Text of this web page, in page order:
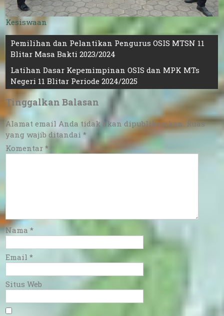
Kesiswaan
Navigasi
pos
Pemilihan dan Pelantikan Pengurus OSIS MTSN 11
Blitar Masa Bakti 2023/2024
Latihan Dasar Kepemimpinan OSIS dan MPK MTs
Negeri 11 Blitar Periode 2024/2025
Tinggalkan Balasan
Alamat email Anda tidak akan dipublikasikan. Ruas
yang wajib ditandai*
Komentar*
Nama*
Email*
Situs Web